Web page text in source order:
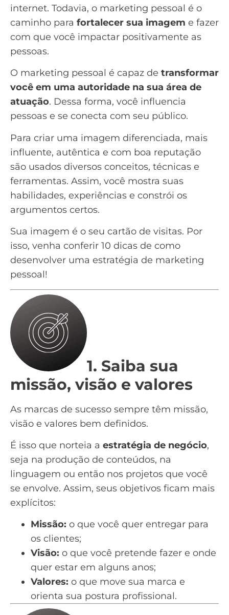
internet. Todavia, o marketing pessoal é o
caminho para fortalecer sua imagem e fazer
com que você impactar positivamente as
pessoas.
O marketing pessoal é capaz de transformar
você em uma autoridade na sua área de
atuação. Dessa forma, você influencia
pessoas e se conecta com seu público.
Para criar uma imagem diferenciada, mais
influente, autêntica e com boa reputação
são usados diversos conceitos, técnicas e
ferramentas. Assim, você mostra suas
habilidades, experiências e constrói os
argumentos certos.
Sua imagem é o seu cartão de visitas. Por
isso, venha conferir 10 dicas de como
desenvolver uma estratégia de marketing
pessoal!
1. Saiba sua
missão, visão e valores
As marcas de sucesso sempre têm missão,
visão e valores bem definidos.
É isso que norteia a estratégia de negócio,
seja na produção de conteúdos, na
linguagem ou então nos projetos que você
se envolve. Assim, seus objetivos ficam mais
explícitos:
Missão: o que você quer entregar para
os clientes;
Visão: o que você pretende fazer e onde
quer estar em alguns anos;
Valores: o que move sua marca e
orienta sua postura profissional.